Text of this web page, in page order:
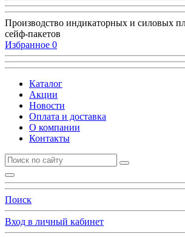
Производство индикаторных и силовых
сейф-пакетов
Избранное 0
Каталог
Акции
Новости
Оплата и доставка
О компании
Контакты
Поиск
Вход в личный кабинет